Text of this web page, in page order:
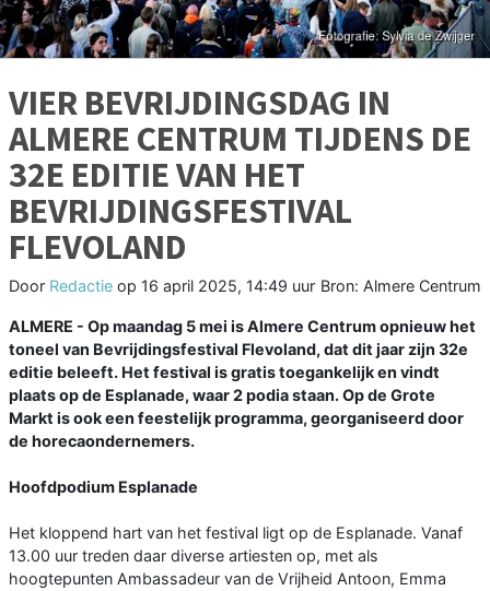
VIER BEVRIJDINGSDAG IN
ALMERE CENTRUM TIJDENS DE
32E EDITIE VAN HET
BEVRIJDINGSFESTIVAL
FLEVOLAND
Door Redactie op 16 april 2025, 14:49 uur Bron: Almere Centrum
ALMERE - Op maandag 5 mei is Almere Centrum opnieuw het
toneel van Bevrijdingsfestival Flevoland, dat dit jaar zijn 32e
editie beleeft. Het festival is gratis toegankelijk en vindt
plaats op de Esplanade, waar 2 podia staan. Op de Grote
Markt is ook een feestelijk programma, georganiseerd door
de horecaondernemers.
Hoofdpodium Esplanade
Het kloppend hart van het festival ligt op de Esplanade. Vanaf
13.00 uur treden daar diverse artiesten op, met als
hoogtepunten Ambassadeur van de Vrijheid Antoon, Emma